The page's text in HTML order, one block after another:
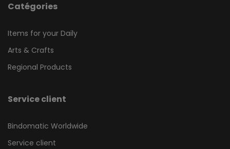
Catégories
Items for your Daily
Arts & Crafts
Regional Products
Service client
Bindomatic Worldwide
Service client